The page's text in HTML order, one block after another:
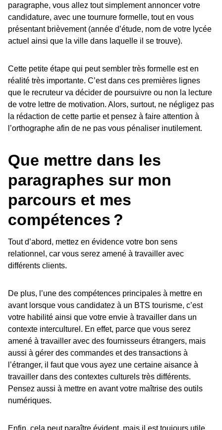
paragraphe, vous allez tout simplement annoncer votre
candidature, avec une tournure formelle, tout en vous
présentant brièvement (année d’étude, nom de votre lycée
actuel ainsi que la ville dans laquelle il se trouve).
Cette petite étape qui peut sembler très formelle est en
réalité très importante. C’est dans ces premières lignes
que le recruteur va décider de poursuivre ou non la lecture
de votre lettre de motivation. Alors, surtout, ne négligez pas
la rédaction de cette partie et pensez à faire attention à
l’orthographe afin de ne pas vous pénaliser inutilement.
Que mettre dans les
paragraphes sur mon
parcours et mes
compétences ?
Tout d’abord, mettez en évidence votre bon sens
relationnel, car vous serez amené à travailler avec
différents clients.
De plus, l’une des compétences principales à mettre en
avant lorsque vous candidatez à un BTS tourisme, c’est
votre habilité ainsi que votre envie à travailler dans un
contexte interculturel. En effet, parce que vous serez
amené à travailler avec des fournisseurs étrangers, mais
aussi à gérer des commandes et des transactions à
l’étranger, il faut que vous ayez une certaine aisance à
travailler dans des contextes culturels très différents.
Pensez aussi à mettre en avant votre maîtrise des outils
numériques.
Enfin, cela peut paraître évident, mais il est toujours utile